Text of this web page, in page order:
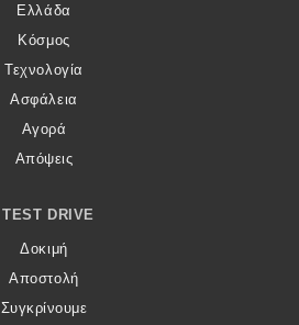
Ελλάδα
Κόσμος
Τεχνολογία
Ασφάλεια
Αγορά
Απόψεις
TEST DRIVE
Δοκιμή
Αποστολή
Συγκρίνουμε